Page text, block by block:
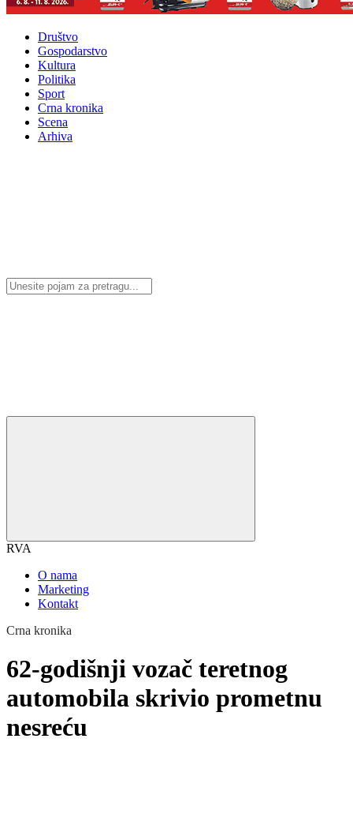
Društvo
Gospodarstvo
Kultura
Politika
Sport
Crna kronika
Scena
Arhiva
RVA
O nama
Marketing
Kontakt
Crna kronika
62-godišnji vozač teretnog
automobila skrivio prometnu
nesreću